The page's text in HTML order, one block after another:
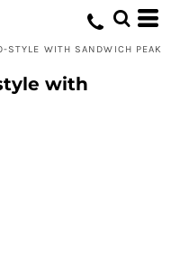
STYLE WITH SANDWICH PEAK
with